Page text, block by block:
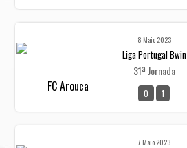
FC Arouca
8 Maio 2023
Liga Portugal Bwin
31ª Jornada
0 1
7 Maio 2023